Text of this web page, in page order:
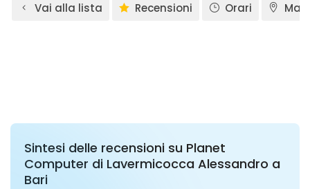
Vai alla lista Recensioni Orari
Sintesi delle recensioni su Planet
Computer di Lavermicocca Alessandro a
Bari